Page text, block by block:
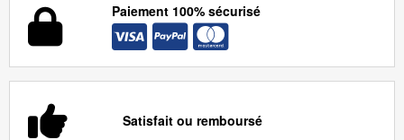
Paiement 100% sécurisé
Satisfait ou remboursé